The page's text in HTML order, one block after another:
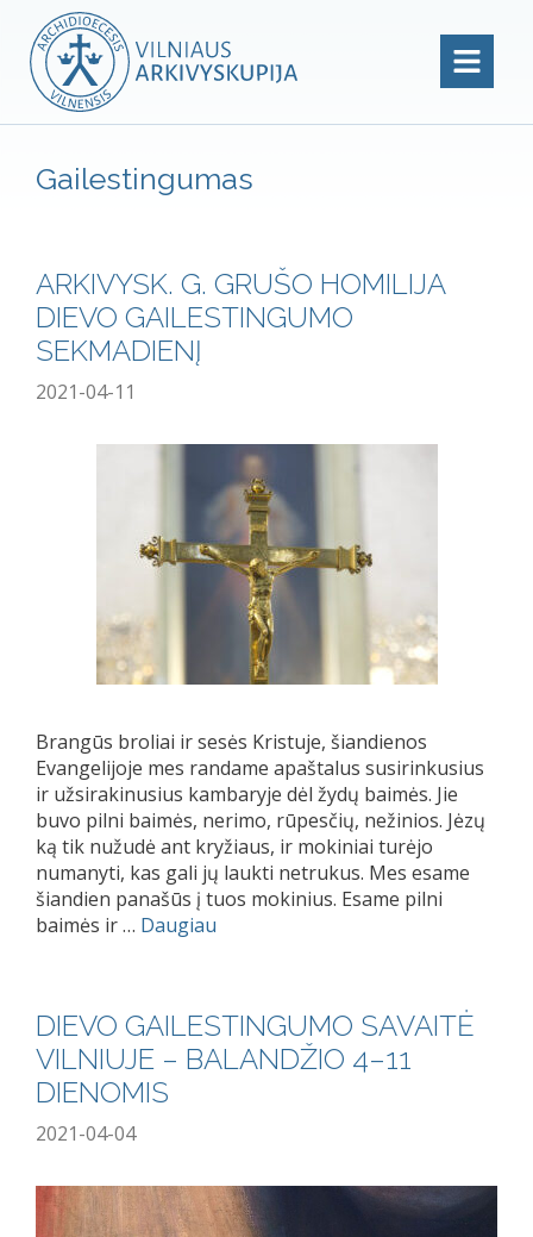
Gailestingumas
ARKIVYSK. G. GRUŠO HOMILIJA
DIEVO GAILESTINGUMO
SEKMADIENĮ
2021-04-11
Brangūs broliai ir sesės Kristuje, šiandienos
Evangelijoje mes randame apaštalus susirinkusius
ir užsirakinusius kambaryje dėl žydų baimės. Jie
buvo pilni baimės, nerimo, rūpesčių, nežinios. Jėzų
ką tik nužudė ant kryžiaus, ir mokiniai turėjo
numanyti, kas gali jų laukti netrukus. Mes esame
šiandien panašūs į tuos mokinius. Esame pilni
baimės ir … Daugiau
DIEVO GAILESTINGUMO SAVAITĖ
VILNIUJE – BALANDŽIO 4–11
DIENOMIS
2021-04-04